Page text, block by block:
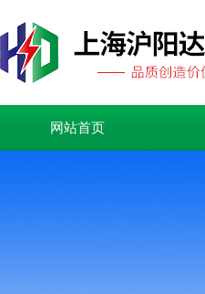
网站首页